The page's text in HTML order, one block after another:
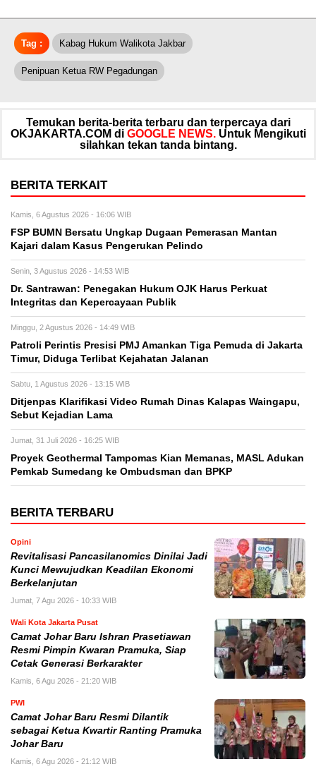
Tag : Kabag Hukum Walikota Jakbar
Penipuan Ketua RW Pegadungan
Temukan berita-berita terbaru dan terpercaya dari
OKJAKARTA.COM di GOOGLE NEWS. Untuk Mengikuti
silahkan tekan tanda bintang.
BERITA TERKAIT
Kamis, 6 Agustus 2026 - 16:06 WIB
FSP BUMN Bersatu Ungkap Dugaan Pemerasan Mantan
Kajari dalam Kasus Pengerukan Pelindo
Senin, 3 Agustus 2026 - 14:53 WIB
Dr. Santrawan: Penegakan Hukum OJK Harus Perkuat
Integritas dan Kepercayaan Publik
Minggu, 2 Agustus 2026 - 14:49 WIB
Patroli Perintis Presisi PMJ Amankan Tiga Pemuda di Jakarta
Timur, Diduga Terlibat Kejahatan Jalanan
Sabtu, 1 Agustus 2026 - 13:15 WIB
Ditjenpas Klarifikasi Video Rumah Dinas Kalapas Waingapu,
Sebut Kejadian Lama
Jumat, 31 Juli 2026 - 16:25 WIB
Proyek Geothermal Tampomas Kian Memanas, MASL Adukan
Pemkab Sumedang ke Ombudsman dan BPKP
BERITA TERBARU
Opini
Revitalisasi Pancasilanomics Dinilai Jadi
Kunci Mewujudkan Keadilan Ekonomi
Berkelanjutan
Jumat, 7 Agu 2026 - 10:33 WIB
Wali Kota Jakarta Pusat
Camat Johar Baru Ishran Prasetiawan
Resmi Pimpin Kwaran Pramuka, Siap
Cetak Generasi Berkarakter
Kamis, 6 Agu 2026 - 21:20 WIB
PWI
Camat Johar Baru Resmi Dilantik
sebagai Ketua Kwartir Ranting Pramuka
Johar Baru
Kamis, 6 Agu 2026 - 21:12 WIB